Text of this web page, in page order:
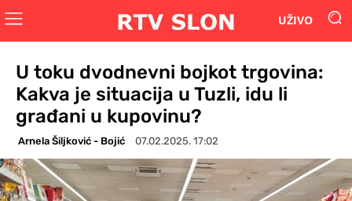
UŽIVO
U toku dvodnevni bojkot trgovina:
Kakva je situacija u Tuzli, idu li
građani u kupovinu?
Arnela Šiljković - Bojić 07.02.2025. 17:02